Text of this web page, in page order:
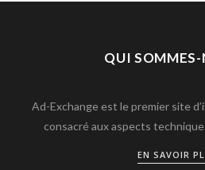
QUI SOMMES-
Ad-Exchange est le premier site
consacré aux aspects
EN SAVOIR